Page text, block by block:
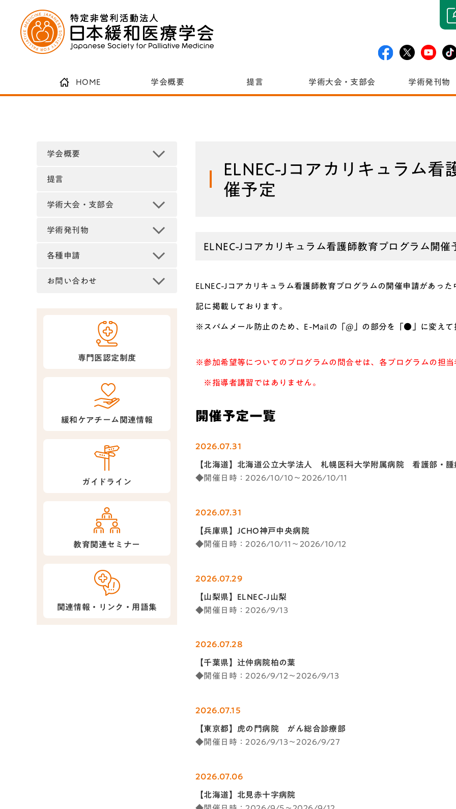
HOME 学会概要 提言 学術大会・支部会 学術発刊物
学会概要
提言
学術大会・支部会
学術発刊物
各種申請
お問い合わせ
専門医認定制度
緩和ケアチーム関連情報
ガイドライン
教育関連セミナー
関連情報・リンク・用語集
ELNEC-Jコアカリキュラム看
催予定
ELNEC-Jコアカリキュラム看護師教育プログラム開催
ELNEC-Jコアカリキュラム看護師教育プログラムの開催申請があっ
記に掲載しております。
※スパムメール防止のため、E-Mailの「@」の部分を「●」に変え
※参加希望等についてのプログラムの問合せは、各プログラムの担当
※指導者講習ではありません。
開催予定一覧
2026.07.31
【北海道】北海道公立大学法人 札幌医科大学附属病院 看護部・腫
◆開催日時：2026/10/10～2026/10/11
2026.07.31
【兵庫県】JCHO神戸中央病院
◆開催日時：2026/10/11～2026/10/12
2026.07.29
【山梨県】ELNEC-J山梨
◆開催日時：2026/9/13
2026.07.28
【千葉県】辻仲病院柏の葉
◆開催日時：2026/9/12～2026/9/13
2026.07.15
【東京都】虎の門病院 がん総合診療部
◆開催日時：2026/9/13～2026/9/27
2026.07.06
【北海道】北見赤十字病院